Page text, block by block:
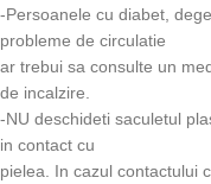
-Persoanele cu diabet,
probleme de circulatie
ar trebui sa consulte un
de incalzire.
-NU deschideti saculetul
in contact cu
pielea. In cazul contactului